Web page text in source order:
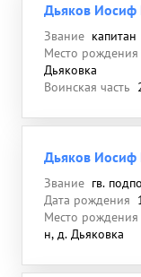
Дьяков Иосиф
Звание капитан
Место рождения
Дьяковка
Воинская часть
Дьяков Иосиф
Звание гв.
Дата рождения
Место рождения
н, д. Дьяковка